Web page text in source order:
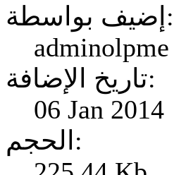
إضيف بواسطة:
adminolpme
تاريخ الإضافة:
06 Jan 2014
الحجم: